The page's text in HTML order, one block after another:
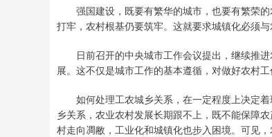
强国建设，既要有繁华的城市，也要有繁荣的
打牢，农村根基仍要筑牢。这就要求城镇化必须
日前召开的中央城市工作会议提出，继续推进
展。这不仅是城市工作的基本遵循，对做好农村
如何处理工农城乡关系，在一定程度上决定着
乡关系，农业农村发展长期跟不上，既不能保障
村走向凋敝，工业化和城镇化也步入困境。可见